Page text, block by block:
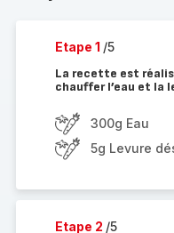
Etape 1 /5
La recette est
chauffer l’eau et la
300g Eau
5g Levure
Etape 2 /5